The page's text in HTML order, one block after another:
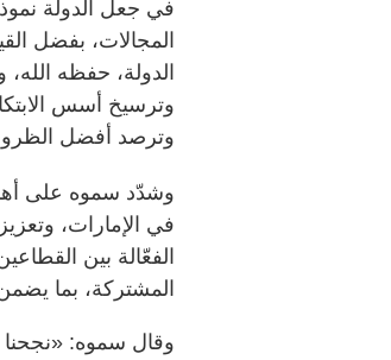
في جعل الدولة
المجالات، بفضل
الدولة، حفظه الله،
وترسيخ أسس
وترصد أفضل
وشدّد سموه على
في الإمارات،
الفعّالة بين
المشتركة، بما
وقال سموه: